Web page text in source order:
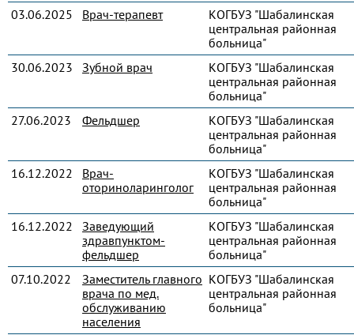
03.06.2025
Врач-терапевт
КОГБУЗ "Шабалинская
центральная районная
больница"
30.06.2023
Зубной врач
КОГБУЗ "Шабалинская
центральная районная
больница"
27.06.2023
Фельдшер
КОГБУЗ "Шабалинская
центральная районная
больница"
16.12.2022
Врач-
оториноларинголог
КОГБУЗ "Шабалинская
центральная районная
больница"
16.12.2022
Заведующий
здравпунктом-
фельдшер
КОГБУЗ "Шабалинская
центральная районная
больница"
07.10.2022
Заместитель главного
врача по мед.
обслуживанию
населения
КОГБУЗ "Шабалинская
центральная районная
больница"